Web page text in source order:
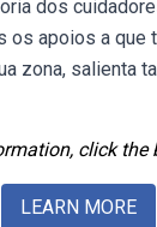
dos
os apoios a que
zona, salienta
click the
LEARN MORE